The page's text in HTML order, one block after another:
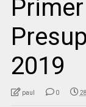
2019
paul 0